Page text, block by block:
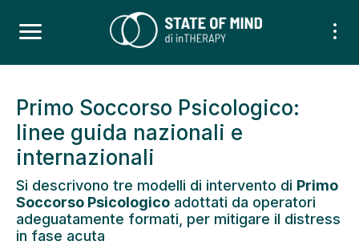
Primo Soccorso Psicologico:
linee guida nazionali e
internazionali
Si descrivono tre modelli di intervento di Primo
Soccorso Psicologico adottati da operatori
adeguatamente formati, per mitigare il distress
in fase acuta